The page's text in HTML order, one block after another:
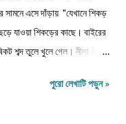
এসে দাঁড়ায় "যেখানে শিকড়
যাওয়া শিকড়ের কাছে। বাইরের
শব্দ তুলে খুলে গেল। নীলা ধীরে
একধারে নিজে থেকে বেড়ে
পুরো লেখাটি পড়ুন »